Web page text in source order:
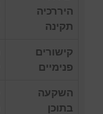
היררכיה
תקינה
קישורים
פנימיים
השקעה
בתוכן